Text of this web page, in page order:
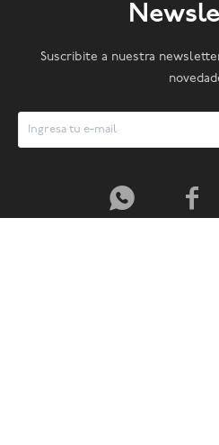
Suscribite a nuestra
 